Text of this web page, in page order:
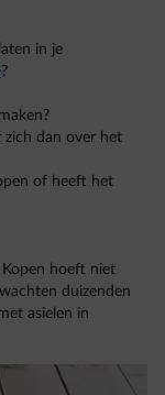
in je
?
zich dan over het
of heeft het
Kopen hoeft niet
duizenden
asielen in